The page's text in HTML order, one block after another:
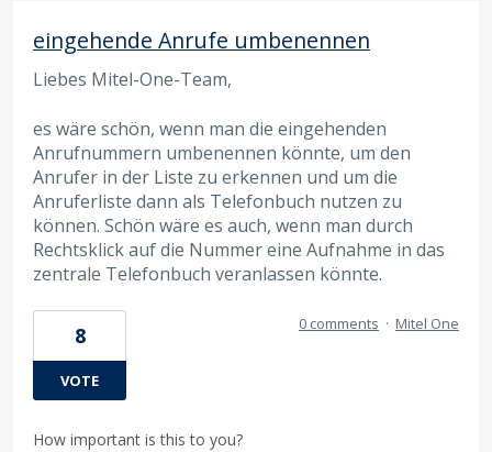
eingehende Anrufe umbenennen
Liebes Mitel-One-Team,
es wäre schön, wenn man die eingehenden
Anrufnummern umbenennen könnte, um den
Anrufer in der Liste zu erkennen und um die
Anruferliste dann als Telefonbuch nutzen zu
können. Schön wäre es auch, wenn man durch
Rechtsklick auf die Nummer eine Aufnahme in das
zentrale Telefonbuch veranlassen könnte.
8
VOTE
0 comments · Mitel One
How important is this to you?